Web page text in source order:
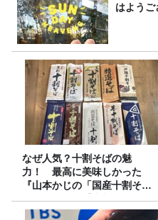
はようご
なぜ人気？十割そばの魅
力！ 最高に美味しかった
『山本かじの「国産十割そ
ば」』とは？【十割そば10種
食べ比べ】